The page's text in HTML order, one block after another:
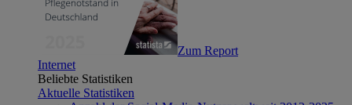
Zum Report
Internet
Beliebte Statistiken
Aktuelle Statistiken